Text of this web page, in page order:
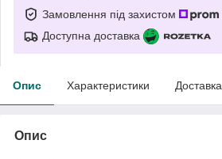
Замовлення під захистом
Доступна доставка
Опис Характеристики Доставка
Опис